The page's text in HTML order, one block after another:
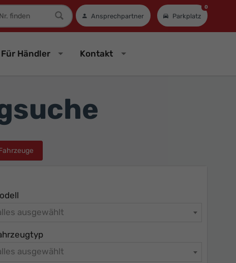
Ansprechpartner Parkplatz
0
Für Händler Kontakt
ausgewählt
ausgewählt